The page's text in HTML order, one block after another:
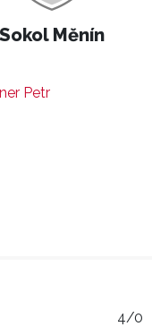
Sokol Měnín
Petr
4/0